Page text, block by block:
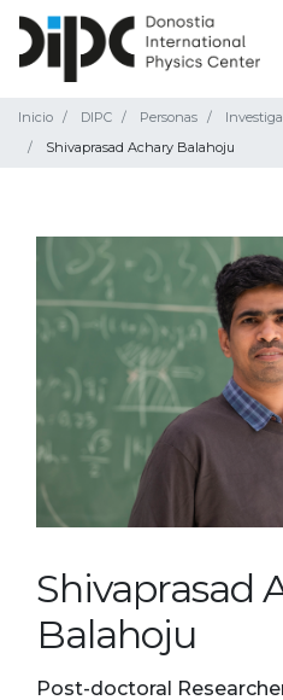
Inicio DIPC Personas
Shivaprasad Achary Balahoju
Shivaprasad
Balahoju
Post-doctoral